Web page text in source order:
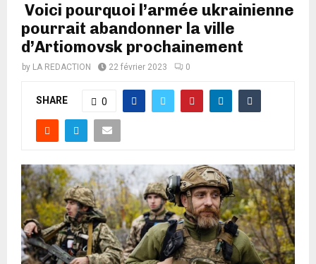
Voici pourquoi l’armée ukrainienne
pourrait abandonner la ville
d’Artiomovsk prochainement
by LA REDACTION 22 février 2023 0
SHARE 0